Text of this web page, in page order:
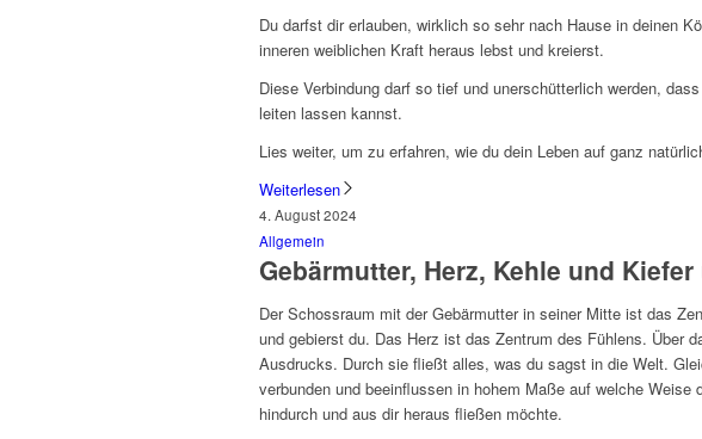
Du darfst dir erlauben, wirklich so sehr nach Hause in deinen
inneren weiblichen Kraft heraus lebst und kreierst.
Diese Verbindung darf so tief und unerschütterlich werden,
leiten lassen kannst.
Lies weiter, um zu erfahren, wie du dein Leben auf ganz
Weiterlesen
4. August 2024
Allgemein
Gebärmutter, Herz, Kehle und
Der Schossraum mit der Gebärmutter in seiner Mitte ist das
und gebierst du. Das Herz ist das Zentrum des Fühlens. Über
Ausdrucks. Durch sie fließt alles, was du sagst in die Welt.
verbunden und beeinflussen in hohem Maße auf welche
hindurch und aus dir heraus fließen möchte.